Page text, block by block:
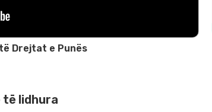
Drejtat e Punës
lidhura